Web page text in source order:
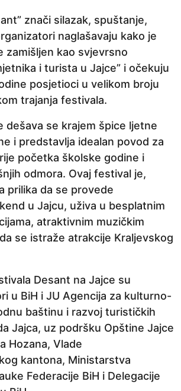
znači silazak, spuštanje,
naglašavaju kako je
zamišljen kao svjevrsno
i turista u Jajce” i očekuju
posjetioci u velikom broju
trajanja festivala.
dešava se krajem špice ljetne
i predstavlja idealan povod za
početka školske godine i
odmora. Ovaj festival je,
prilika da se provede
u Jajcu, uživa u besplatnim
atraktivnim muzičkim
se istraže atrakcije Kraljevskog
Desant na Jajce su
u BiH i JU Agencija za kulturno-
baštinu i razvoj turističkih
Jajca, uz podršku Opštine Jajce
Hozana, Vlade
kantona, Ministarstva
Federacije BiH i Delegacije